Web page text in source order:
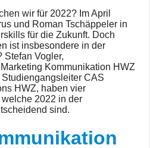
wir für 2022? Im April
und Roman Tschäppeler in
für die Zukunft. Doch
ist insbesondere in der
Stefan Vogler,
Kommunikation HWZ
CAS
HWZ, haben vier
2022 in der
sind.